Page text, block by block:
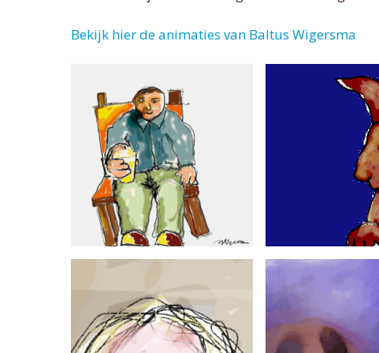
Bekijk hier de animaties van Baltus Wigersma